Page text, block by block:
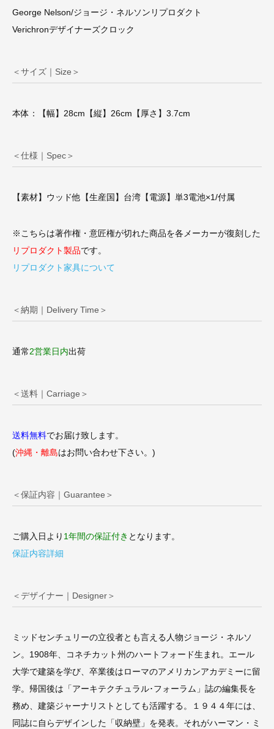
George Nelson/ジョージ・ネルソンリプロダクト
Verichronデザイナーズクロック
＜サイズ｜Size＞
本体：【幅】28cm【縦】26cm【厚さ】3.7cm
＜仕様｜Spec＞
【素材】ウッド他【生産国】台湾【電源】単3電池×1/付属
※こちらは著作権・意匠権が切れた商品を各メーカーが復刻した
リプロダクト製品です。
リプロダクト家具について
＜納期｜Delivery Time＞
通常2営業日内出荷
＜送料｜Carriage＞
送料無料でお届け致します。
(沖縄・離島はお問い合わせ下さい。)
＜保証内容｜Guarantee＞
ご購入日より 1年間の保証付き となります。
保証内容詳細
＜デザイナー｜Designer＞
ミッドセンチュリーの立役者とも言える人物ジョージ・ネルソ
ン。1908年、コネチカット州のハートフォード生まれ。エール
大学で建築を学び、卒業後はローマのアメリカンアカデミーに留
学。帰国後は「アーキテクチュラル･フォーラム」誌の編集長を
務め、建築ジャーナリストとしても活躍する。１９４４年には、
同誌に自らデザインした「収納壁」を発表。それがハーマン・ミ